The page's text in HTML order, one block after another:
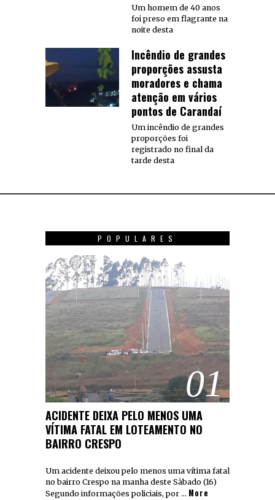
Um homem de 40 anos
foi preso em flagrante na
noite desta
Incêndio de grandes
proporções assusta
moradores e chama
atenção em vários
pontos de Carandaí
Um incêndio de grandes
proporções foi
registrado no final da
tarde desta
POPULARES
01
ACIDENTE DEIXA PELO MENOS UMA
VÍTIMA FATAL EM LOTEAMENTO NO
BAIRRO CRESPO
Um acidente deixou pelo menos uma vítima fatal
no bairro Crespo na manha deste Sàbado (16)
Segundo informações policiais, por … More